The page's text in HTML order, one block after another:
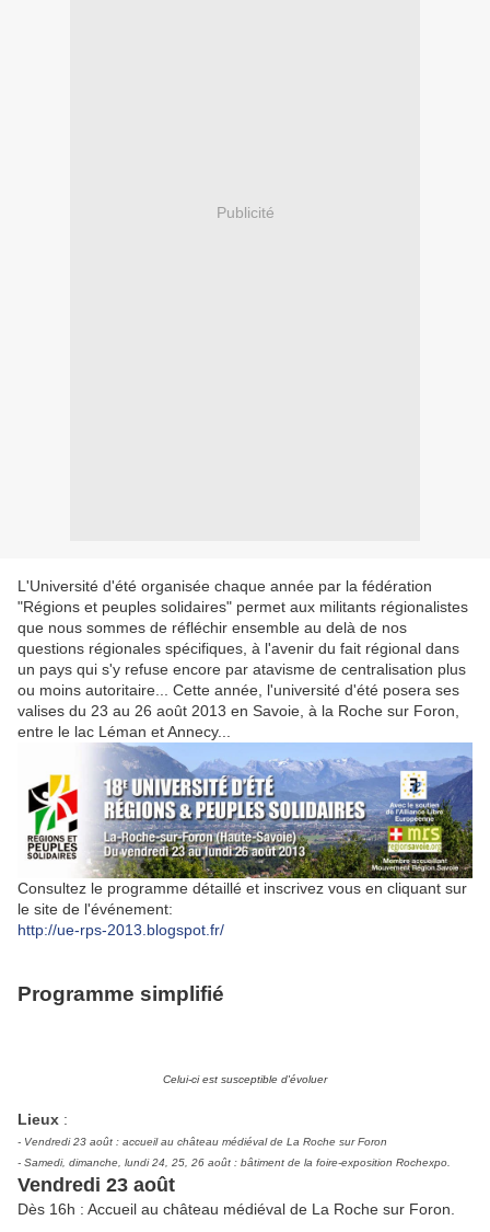
Publicité
L'Université d'été organisée chaque année par la fédération
"Régions et peuples solidaires" permet aux militants régionalistes
que nous sommes de réfléchir ensemble au delà de nos
questions régionales spécifiques, à l'avenir du fait régional dans
un pays qui s'y refuse encore par atavisme de centralisation plus
ou moins autoritaire... Cette année, l'université d'été posera ses
valises du 23 au 26 août 2013 en Savoie, à la Roche sur Foron,
entre le lac Léman et Annecy...
Consultez le programme détaillé et inscrivez vous en cliquant sur
le site de l'événement:
http://ue-rps-2013.blogspot.fr/
Programme simplifié
Celui-ci est susceptible d'évoluer
Lieux :
- Vendredi 23 août : accueil au château médiéval de La Roche sur Foron
- Samedi, dimanche, lundi 24, 25, 26 août : bâtiment de la foire-exposition Rochexpo
Vendredi 23 août
Dès 16h : Accueil au château médiéval de La Roche sur Foron.